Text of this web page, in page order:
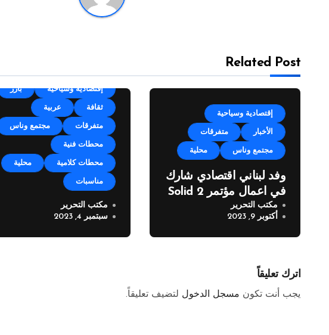
Related Post
إقتصادية وسياحية
الأخبار متفرقات
مجتمع وناس محلية
وفد لبناني اقتصادي شارك
في اعمال مؤتمر Solid 2
مكتب التحرير
أكتوبر 9, 2023
إقتصادية وسياحية بارز
ثقافة عربية
متفرقات مجتمع وناس
محطات فنية
محطات كلامية محلية
مناسبات
مهرجان زوق مكايل “بلدتنا
العيد” في نسخته الرابعة
مكتب التحرير
سبتمبر 4, 2023
اترك تعليقاً
يجب أنت تكون مسجل الدخول لتضيف تعليقاً.